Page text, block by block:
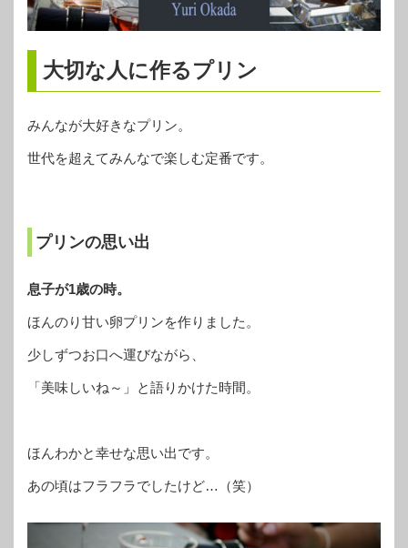
大切な人に作るプリン
みんなが大好きなプリン。
世代を超えてみんなで楽しむ定番です。
プリンの思い出
息子が1歳の時。
ほんのり甘い卵プリンを作りました。
少しずつお口へ運びながら、
「美味しいね～」と語りかけた時間。
ほんわかと幸せな思い出です。
あの頃はフラフラでしたけど…（笑）